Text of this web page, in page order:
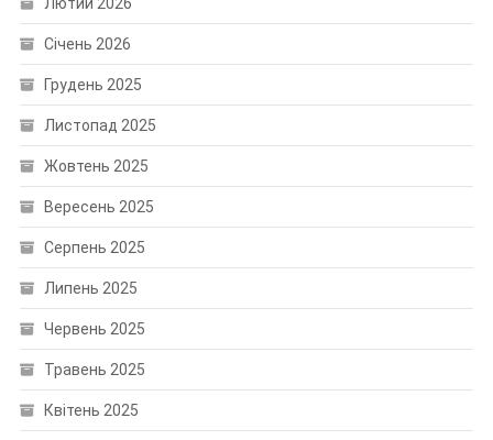
Січень 2026
Грудень 2025
Листопад 2025
Жовтень 2025
Вересень 2025
Серпень 2025
Липень 2025
Червень 2025
Травень 2025
Квітень 2025